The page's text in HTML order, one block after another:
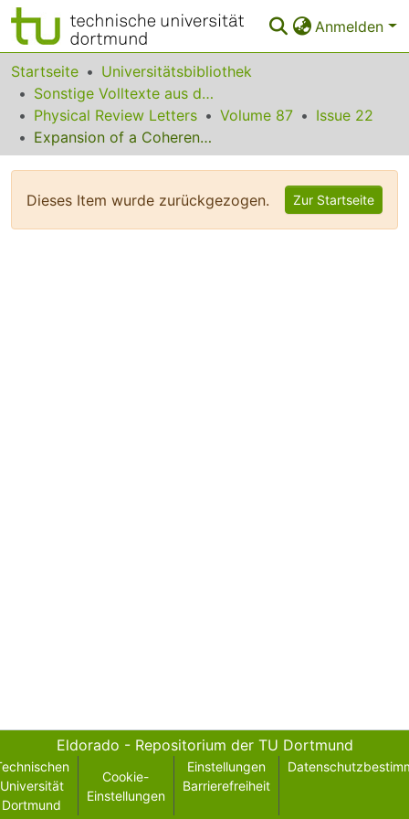
Anmelden
Bereiche & Sammlungen
Das gesamte Repositorium
Statistiken
Startseite
Universitätsbibliothek
Sonstige Volltexte aus dem Bibliotheksangebot
Physical Review Letters
Volume 87
Issue 22
Expansion of a Coherent Array of Bose-Einstein Condensates
Dieses Item wurde zurückgezogen. Zur Startseite
Eldorado - Repositorium der TU Dortmund
Universität
Dortmund
Cookie-
Einstellungen
Einstellungen
Barrierefreiheit